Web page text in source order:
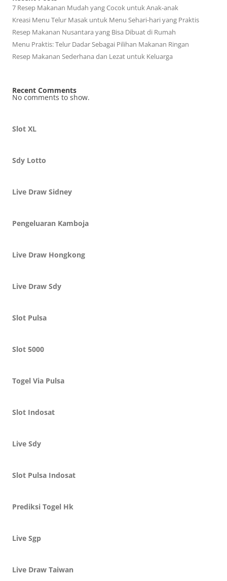
7 Resep Makanan Mudah yang Cocok untuk Anak-anak
Kreasi Menu Telur Masak untuk Menu Sehari-hari yang Praktis
Resep Makanan Nusantara yang Bisa Dibuat di Rumah
Menu Praktis: Telur Dadar Sebagai Pilihan Makanan Ringan
Resep Makanan Sederhana dan Lezat untuk Keluarga
Recent Comments
No comments to show.
Slot XL
Sdy Lotto
Live Draw Sidney
Pengeluaran Kamboja
Live Draw Hongkong
Live Draw Sdy
Slot Pulsa
Slot 5000
Togel Via Pulsa
Slot Indosat
Live Sdy
Slot Pulsa Indosat
Prediksi Togel Hk
Live Sgp
Live Draw Taiwan